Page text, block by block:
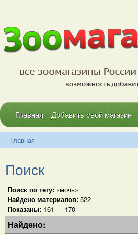
Главная Добавить свой магазин
Главная
Поиск
Поиск по тегу: «мочь»
Найдено материалов: 522
Показаны: 161 — 170
Найдено: